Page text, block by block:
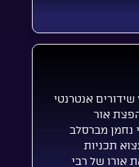
שידורים אנטרנטי
אור
נחמן מברסלב
תכניות
אורו של רבי